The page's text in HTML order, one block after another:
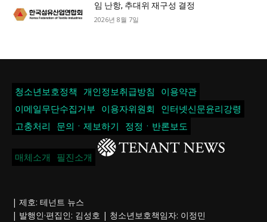
임 난항, 추대위 재구성 결정
2026년 8월 7일
청소년보호정책 개인정보취급방침
이용약관
이메일무단수집거부
이용자위원회
인터넷신문윤리강령
고충처리
문의ㆍ제보하기 정정ㆍ반론보도
매체소개 필진소개
| 제호: 테넌트 뉴스
| 발행인·편집인: 김성호 | 청소년보호책임자: 이정민